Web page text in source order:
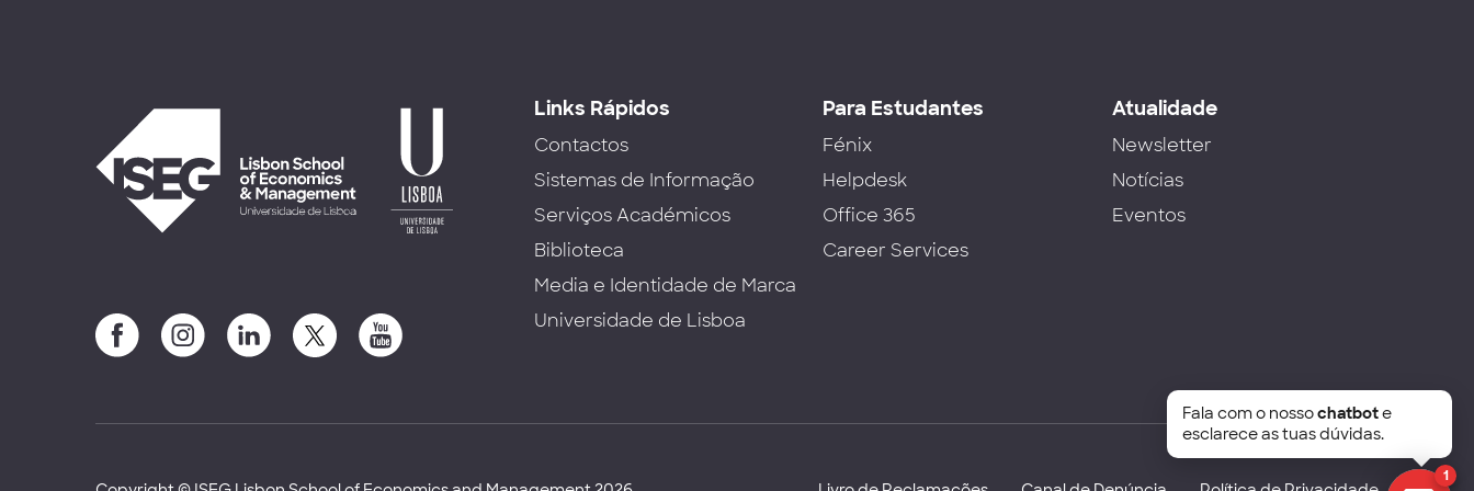
Links Rápidos
Contactos
Sistemas de Informação
Serviços Académicos
Biblioteca
Media e Identidade de Marca
Universidade de Lisboa
Para Estudantes
Fénix
Helpdesk
Office 365
Career Services
Atualidade
Newsletter
Notícias
Eventos
1
Fala com o nossochatbote
esclarece as tuas dúvidas.